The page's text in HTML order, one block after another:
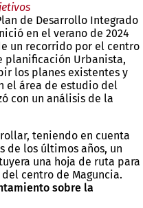
de Desarrollo Integrado
en el verano de 2024
un recorrido por el centro
planificación Urbanista,
los planes existentes y
el área de estudio del
con un análisis de la
teniendo en cuenta
de los últimos años, un
una hoja de ruta para
centro de Maguncia.
sobre la